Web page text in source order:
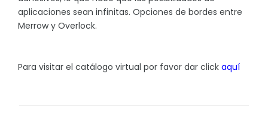
Xiaomi
Accesorios
aplicaciones sean infinitas. Opciones de bordes entre
Merrow y Overlock.
Para visitar el catálogo virtual por favor dar click aquí